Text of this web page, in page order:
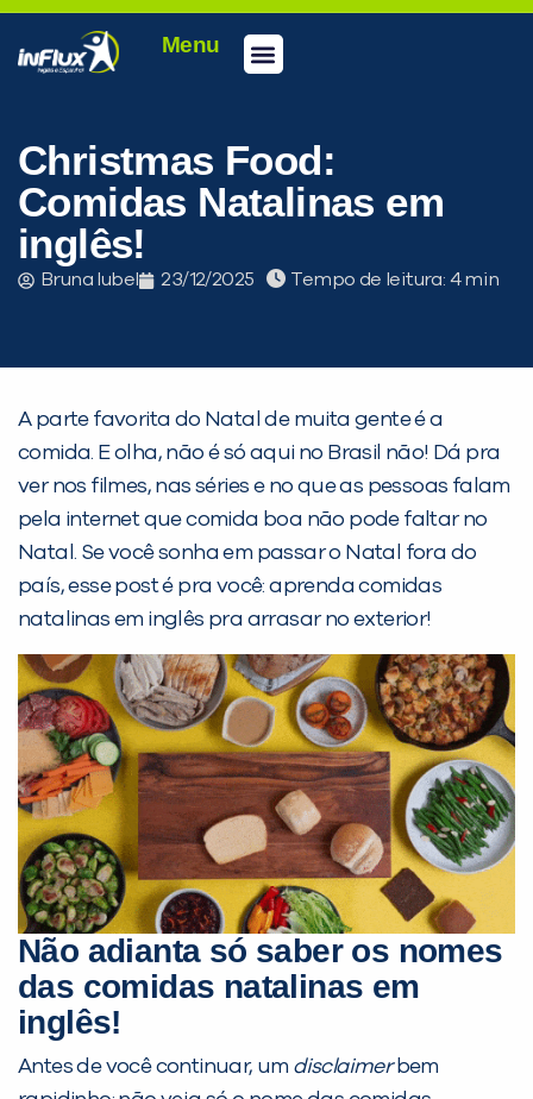
Menu
Christmas Food:
Comidas Natalinas em
inglês!
Bruna Iubel 23/12/2025 Tempo de leitura:
A parte favorita do Natal de muita gente é a
comida. E olha, não é só aqui no Brasil não! Dá pra
ver nos filmes, nas séries e no que as pessoas falam
pela internet que comida boa não pode faltar no
Natal. Se você sonha em passar o Natal fora do
país, esse post é pra você: aprenda comidas
natalinas em inglês pra arrasar no exterior!
Não adianta só saber os nomes
das comidas natalinas em
inglês!
Antes de você continuar, um disclaimer bem
PEÇA UMA DEMONSTRAÇÃO DE MÉTODO
Desculpe!
Não encontramos nenhuma unidade
inFlux nesta cidade ou bairro que
você digitou.